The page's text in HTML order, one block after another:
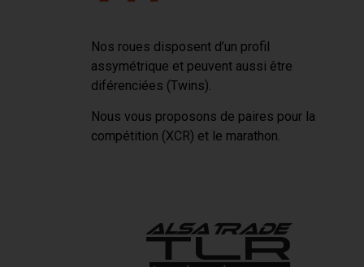
Nos roues disposent d’un profil
assymétrique et peuvent aussi être
diférenciées (Twins).
Nous vous proposons de paires pour la
compétition (XCR) et le marathon.